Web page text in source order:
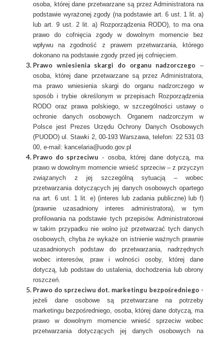
osoba, której dane przetwarzane są przez Administratora na
podstawie wyrażonej zgody (na podstawie art. 6 ust. 1 lit. a)
lub art. 9 ust. 2 lit. a) Rozporządzenia RODO), to ma ona
prawo do cofnięcia zgody w dowolnym momencie bez
wpływu na zgodność z prawem przetwarzania, którego
dokonano na podstawie zgody przed jej cofnięciem.
Prawo wniesienia skargi do organu nadzorczego –
osoba, której dane przetwarzane są przez Administratora,
ma prawo wniesienia skargi do organu nadzorczego w
sposób i trybie określonym w przepisach Rozporządzenia
RODO oraz prawa polskiego, w szczególności ustawy o
ochronie danych osobowych. Organem nadzorczym w
Polsce jest Prezes Urzędu Ochrony Danych Osobowych
(PUODO) ul. Stawki 2, 00-193 Warszawa, telefon: 22 531 03
00, e-mail: kancelaria@uodo.gov.pl
Prawo do sprzeciwu - osoba, której dane dotyczą, ma
prawo w dowolnym momencie wnieść sprzeciw – z przyczyn
związanych z jej szczególną sytuacją – wobec
przetwarzania dotyczących jej danych osobowych opartego
na art. 6 ust. 1 lit. e) (interes lub zadania publiczne) lub f)
(prawnie uzasadniony interes administratora), w tym
profilowania na podstawie tych przepisów. Administratorowi
w takim przypadku nie wolno już przetwarzać tych danych
osobowych, chyba że wykaże on istnienie ważnych prawnie
uzasadnionych podstaw do przetwarzania, nadrzędnych
wobec interesów, praw i wolności osoby, której dane
dotyczą, lub podstaw do ustalenia, dochodzenia lub obrony
roszczeń.
Prawo do sprzeciwu dot. marketingu bezpośredniego -
jeżeli dane osobowe są przetwarzane na potrzeby
marketingu bezpośredniego, osoba, której dane dotyczą, ma
prawo w dowolnym momencie wnieść sprzeciw wobec
przetwarzania dotyczących jej danych osobowych na